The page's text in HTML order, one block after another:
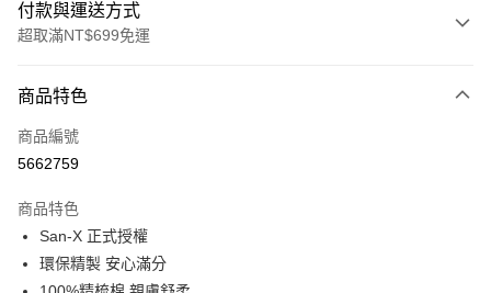
付款與運送方式
超取滿NT$699免運
信用卡一次付款
超商取貨付款
Apple Pay
街口支付
商品特色
商品編號
5662759
商品特色
San-X 正式授權
環保精製 安心滿分